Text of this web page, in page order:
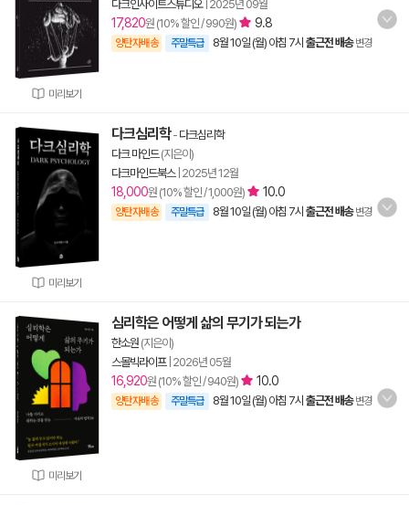
미리보기
다크인사이트스튜디오| 2025년 09월
17,820원 (10% 할인 / 990원) 9.8
양탄자배송 주말특급 8월 10일 (월) 아침 7시 출근전 배송 변경
미리보기
다크심리학- 다크심리학
다크 마인드(지은이)
다크마인드북스| 2025년 12월
18,000원 (10% 할인 / 1,000원) 10.0
양탄자배송 주말특급 8월 10일 (월) 아침 7시 출근전 배송 변경
미리보기
심리학은 어떻게 삶의 무기가 되는가
한소원 (지은이)
스몰빅라이프| 2026년 05월
16,920원 (10% 할인 / 940원) 10.0
양탄자배송 주말특급 8월 10일 (월) 아침 7시 출근전 배송 변경